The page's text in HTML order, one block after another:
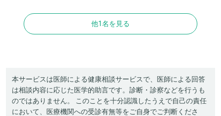
他1名を見る
本サービスは医師による健康相談サービスで、医師による回答
は相談内容に応じた医学的助言です。診断・診察などを行うも
のではありません。 このことを十分認識したうえで自己の責任
において、医療機関への受診有無等をご自身でご判断くださ